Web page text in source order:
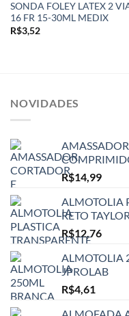
SONDA FOLEY LATEX 2
16 FR 15-30ML MEDIX
R$3,52
NOVIDADES
R$14,99
ALMOTOLIA
RETO
R$12,76
ALMOTOLIA
JPROLAB
R$4,61